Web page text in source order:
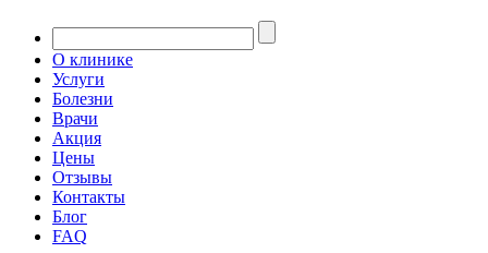
О клинике
Услуги
Болезни
Врачи
Акция
Цены
Отзывы
Контакты
Блог
FAQ